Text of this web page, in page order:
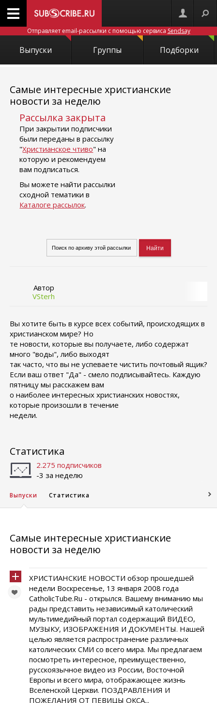
Отправляет email-рассылки с помощью сервиса Sendsay
Выпуски Группы Подборки
Самые интересные христианские
новости за неделю
Рассылка закрыта
При закрытии подписчики
были переданы в рассылку
"Христианское чтиво" на
которую и рекомендуем
вам подписаться.
Вы можете найти рассылки
сходной тематики в
Каталоге рассылок.
Автор
VSterh
Вы хотите быть в курсе всех событий, происходящих в
христианском мире? Но
те новости, которые вы получаете, либо содержат
много "воды", либо выходят
так часто, что вы не успеваете чистить почтовый ящик?
Если ваш ответ "Да" - смело подписывайтесь. Каждую
пятницу мы расскажем вам
о наиболее интересных христианских новостях,
которые произошли в течение
недели.
Статистика
2.275 подписчиков
-3 за неделю
Выпуски Статистика
Самые интересные христианские
новости за неделю
ХРИСТИАНСКИЕ НОВОСТИ обзор прошедшей
недели Воскресенье, 13 января 2008 года
CatholicTube.Ru - открылся. Вашему вниманию мы
рады представить независимый католический
мультимедийный портал содержащий ВИДЕО,
МУЗЫКУ, ИЗОБРАЖЕНИЯ И ДОКУМЕНТЫ. Нашей
целью является распространение различных
католических СМИ со всего мира. Мы предлагаем
посмотреть интересное, преимущественно,
русскоязычное видео из России, Восточной
Европы и всего мира, отображающее жизнь
Вселенской Церкви. ПОЗДРАВЛЕНИЯ И
ПОЖЕЛАНИЯ ОТ ПЕВИЦЫ ОКСА...